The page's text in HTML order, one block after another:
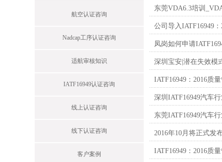
航空认证咨询
Nadcap工序认证咨询
适航审核知识
IATF16949认证咨询
线上认证咨询
线下认证咨询
客户案例
东莞VDA6.3培训
公司导入IATF16949
凤岗如何申请
深圳宝安|潜在失效模
IATF16949：2016质
深圳IATF16949汽车
东莞IATF16949汽车
2016年10月将正式发
IATF16949：2016质